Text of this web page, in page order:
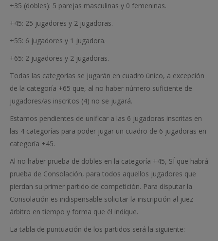
+35 (dobles): 5 parejas masculinas y 0 femeninas.
+45: 25 jugadores y 2 jugadoras.
+55: 6 jugadores y 1 jugadora.
+65: 2 jugadores y 2 jugadoras.
Todas las categorías se jugarán en cuadro único, a excepción
de la categoría +65 que, al no haber número suficiente de
jugadores/as inscritos (4) no se jugará.
Estamos pendientes de unificar a las 6 jugadoras inscritas en
las 4 categorías para poder jugar un cuadro de 6 jugadoras en
categoría +45.
Al no haber prueba de dobles en la categoría +45, SÍ que habrá
prueba de Consolación, para todos aquellos jugadores que
pierdan su primer partido de competición. Para disputar la
Consolación es indispensable solicitar la inscripción al juez
árbitro en tiempo y forma que él indique.
La tabla de puntuación de los partidos será la siguiente: